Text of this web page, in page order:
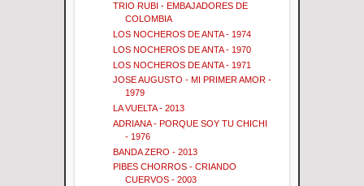
TRIO RUBI - EMBAJADORES DE
COLOMBIA
LOS NOCHEROS DE ANTA - 1974
LOS NOCHEROS DE ANTA - 1970
LOS NOCHEROS DE ANTA - 1971
JOSE AUGUSTO - MI PRIMER AMOR -
1979
LA VUELTA - 2013
ADRIANA - PORQUE SOY TU CHICHI
- 1976
BANDA ZERO - 2013
PIBES CHORROS - CRIANDO
CUERVOS - 2003